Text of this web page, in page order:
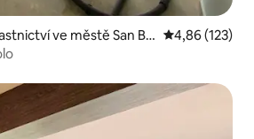
ve městě San Ba
Průměrné
4,86 (123)